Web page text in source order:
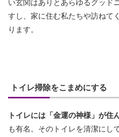
い玄関はありとあらゆるグッド
すし、家に住む私たちや訪ねて
ります。
トイレ掃除をこまめにする
トイレには「金運の神様」が住
も有名。そのトイレを清潔にし